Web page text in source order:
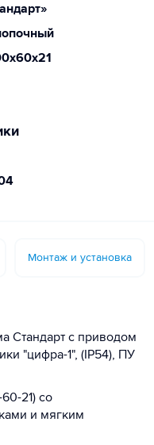
Монтаж и установка
Стандарт с приводом
"цифра-1", (IP54), ПУ
21) со
и мягким